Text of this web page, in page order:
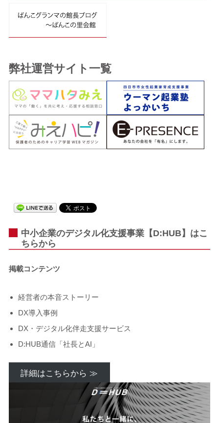
弊社運営サイト一覧
中小企業のデジタル化支援事業【D:HUB】はこ
ちらから
掲載コンテンツ
経営者の本音ストーリー
DX導入事例
DX・デジタル化伴走支援サービス
D:HUB通信「社長とAI」
詳細はこちらから ≫